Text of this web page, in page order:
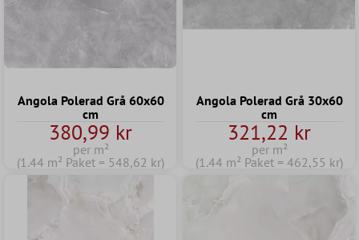
Angola Polerad Grå 60x60
cm
380,99 kr
per m²
(1.44 m² Paket = 548,62 kr)
Angola Polerad Grå 30x60
cm
321,22 kr
per m²
(1.44 m² Paket = 462,55 kr)